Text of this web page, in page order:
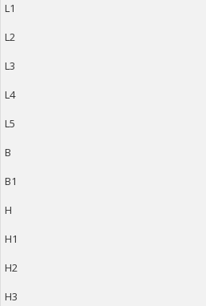
L1
L2
L3
L4
L5
B
B1
H
H1
H2
H3